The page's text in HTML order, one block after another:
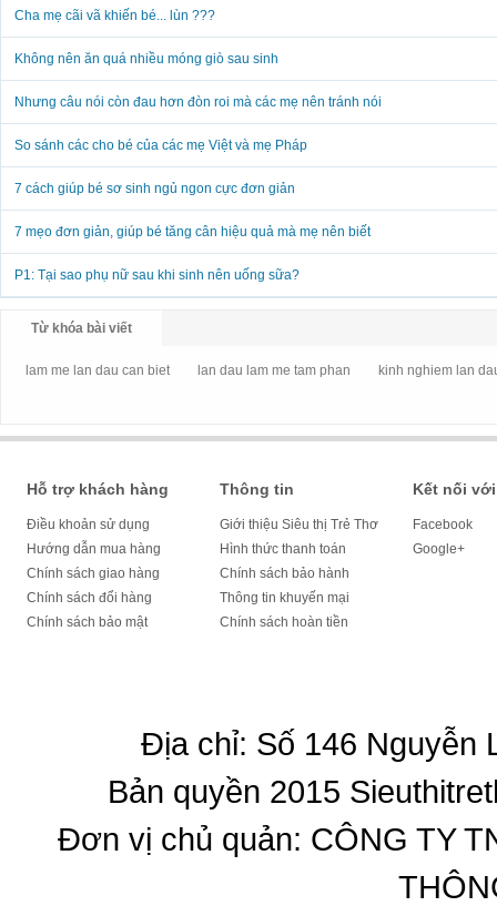
Cha mẹ cãi vã khiến bé... lùn ???
Không nên ăn quá nhiều móng giò sau sinh
Nhưng câu nói còn đau hơn đòn roi mà các mẹ nên tránh nói
So sánh các cho bé của các mẹ Việt và mẹ Pháp
7 cách giúp bé sơ sinh ngủ ngon cực đơn giản
7 mẹo đơn giản, giúp bé tăng cân hiệu quả mà mẹ nên biết
P1: Tại sao phụ nữ sau khi sinh nên uống sữa?
Từ khóa bài viết
lam me lan dau can biet lan dau lam me tam phan kinh nghiem lan
Hỗ trợ khách hàng
Điều khoản sử dụng
Hướng dẫn mua hàng
Chính sách giao hàng
Chính sách đổi hàng
Chính sách bảo mật
Thông tin
Giới thiệu Siêu thị Trẻ Thơ
Hình thức thanh toán
Chính sách bảo hành
Thông tin khuyến mại
Chính sách hoàn tiền
Kết nối
Facebook
Google+
Địa chỉ: Số 146 Nguyễn
Bản quyền 2015
Đơn vị chủ quản: CÔNG TY